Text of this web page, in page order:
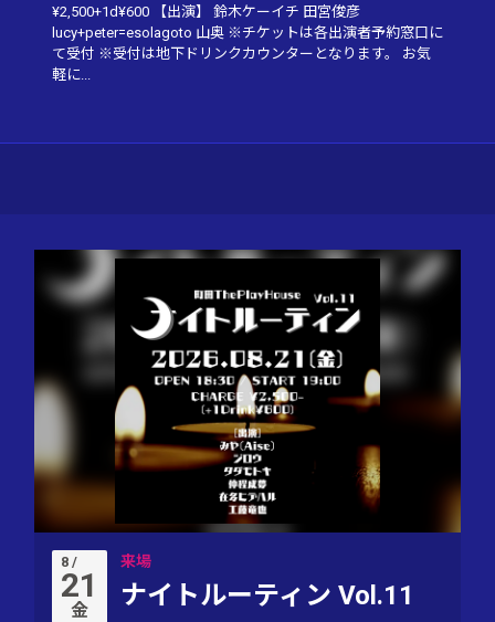
¥2,500+1d¥600 【出演】 鈴木ケーイチ 田宮俊彦
lucy+peter=esolagoto 山奥 ※チケットは各出演者予約窓口に
て受付 ※受付は地下ドリンクカウンターとなります。 お気
軽に...
8 /
21
金
来場
ナイトルーティン Vol.11